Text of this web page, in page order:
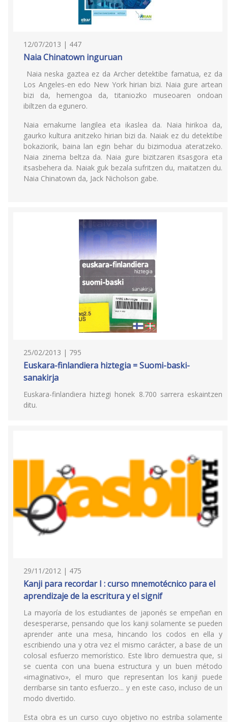
12/07/2013 | 447
Naia Chinatown inguruan
Naia neska gaztea ez da Archer detektibe famatua, ez da
Los Angeles-en edo New York hirian bizi. Naia gure artean
bizi da, hemengoa da, titaniozko museoaren ondoan
ibiltzen da egunero.
Naia emakume langilea eta ikaslea da. Naia hirikoa da,
gaurko kultura anitzeko hirian bizi da. Naiak ez du detektibe
bokaziorik, baina lan egin behar du bizimodua ateratzeko.
Naia zinema beltza da. Naia gure bizitzaren itsasgora eta
itsasbehera da. Naiak guk bezala sufritzen du, maitatzen du.
Naia Chinatown da, Jack Nicholson gabe.
25/02/2013 | 795
Euskara-finlandiera hiztegia = Suomi-baski-
sanakirja
Euskara-finlandiera hiztegi honek 8.700 sarrera eskaintzen
ditu.
29/11/2012 | 475
Kanji para recordar I : curso mnemotécnico para el
aprendizaje de la escritura y el signif
La mayoría de los estudiantes de japonés se empeñan en
desesperarse, pensando que los kanji solamente se pueden
aprender ante una mesa, hincando los codos en ella y
escribiendo una y otra vez el mismo carácter, a base de un
colosal esfuerzo memorístico. Este libro demuestra que, si
se cuenta con una buena estructura y un buen método
«imaginativo», el muro que representan los kanji puede
derribarse sin tanto esfuerzo... y en este caso, incluso de un
modo divertido.
Esta obra es un curso cuyo objetivo no estriba solamente